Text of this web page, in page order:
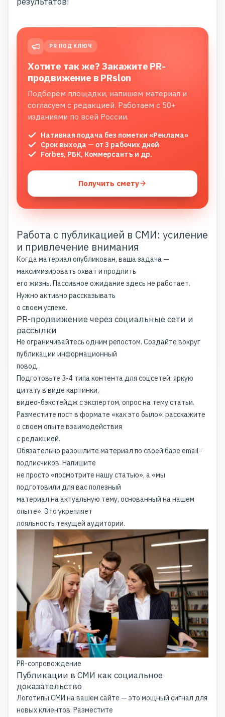
PR ПОД КЛЮЧ
Хотите так же? Закажите PR-
продвижение в PRslon
Подберём площадки, напишем материал и
согласуем с редакцией. Работаем с 50+
изданиями по всей России.
Нативная подача без пометки «Реклама»
Срок выхода — от 3 рабочих дней
Forbes, РБК, Коммерсантъ и др.
Получить смету
Работа с публикацией в СМИ: усиление
и привлечение внимания
Когда материал опубликован, ваша задача —
максимизировать охват и продлить
его жизнь. Пассивное ожидание здесь не работает.
Нужно активно рассказывать
о своем успехе.
PR-продвижение через социальные сети и
рассылки
Не ограничивайтесь одним репостом. Создайте вокруг
публикации информационный
повод.
Подготовьте 3-4 типа контента для соцсетей: яркую
цитату в виде картинки,
видео-бэкстейдж с экспертом, опрос на тему статьи.
Разместите пост в формате «как это было»: расскажите
о своем опыте взаимодействия
с редакцией.
Обязательно разошлите материал по своей базе email-
подписчиков. Напишите
не просто «посмотрите нашу статью», а «мы
подготовили для вас полезный
материал на актуальную тему, основанный на нашем
опыте». Это укрепляет
лояльность текущей аудитории.
PR-сопровождение
Публикации в СМИ как социальное
доказательство
Логотипы СМИ на вашем сайте — это мощный сигнал для
новых клиентов. Разместите